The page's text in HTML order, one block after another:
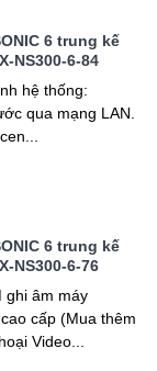
6 trung kế
NS300-6-84
hệ thống:
qua mạng LAN.
6 trung kế
NS300-6-76
ghi âm máy
cấp (Mua thêm
Video...